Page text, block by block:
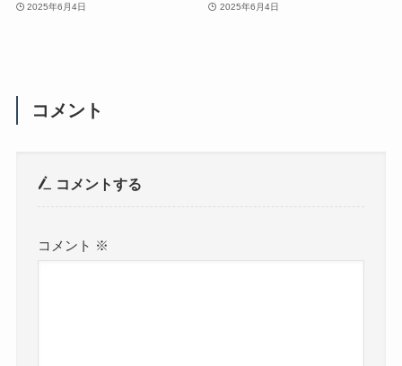
2025年6月4日 2025年6月4日
コメント
コメントする
コメント ※